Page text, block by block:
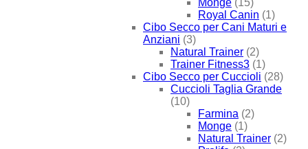
Monge (15)
Royal Canin (1)
Cibo Secco per Cani Maturi e
Anziani (3)
Natural Trainer (2)
Trainer Fitness3 (1)
Cibo Secco per Cuccioli (28)
Cuccioli Taglia Grande
(10)
Farmina (2)
Monge (1)
Natural Trainer (2)